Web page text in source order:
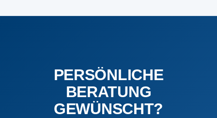
PERSÖNLICHE
BERATUNG
GEWÜNSCHT?